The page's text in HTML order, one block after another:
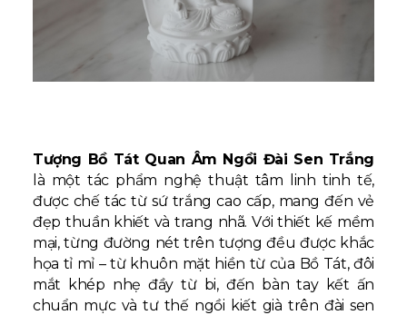
Tượng Bồ Tát Quan Âm Ngồi Đài Sen Trắng
là một tác phẩm nghệ thuật tâm linh tinh tế,
được chế tác từ sứ trắng cao cấp, mang đến vẻ
đẹp thuần khiết và trang nhã. Với thiết kế mềm
mại, từng đường nét trên tượng đều được khắc
họa tỉ mỉ – từ khuôn mặt hiền từ của Bồ Tát, đôi
mắt khép nhẹ đầy từ bi, đến bàn tay kết ấn
chuẩn mực và tư thế ngồi kiết già trên đài sen